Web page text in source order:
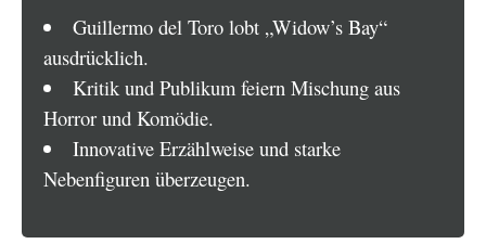
Guillermo del Toro lobt „Widow’s Bay“
ausdrücklich.
Kritik und Publikum feiern Mischung aus
Horror und Komödie.
Innovative Erzählweise und starke
Nebenfiguren überzeugen.